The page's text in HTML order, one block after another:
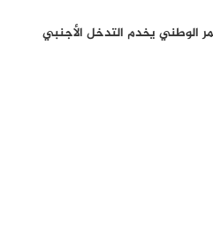
الوطني يخدم التدخل الأجنبي